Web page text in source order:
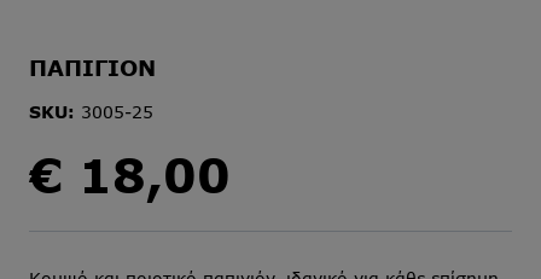
ΠΑΠΙΓΙΟΝ
SKU: 3005-25
€ 18,00